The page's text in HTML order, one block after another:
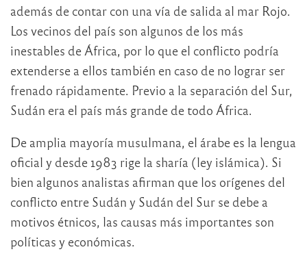
además de contar con una vía de salida al mar Rojo.
Los vecinos del país son algunos de los más
inestables de África, por lo que el conflicto podría
extenderse a ellos también en caso de no lograr ser
frenado rápidamente. Previo a la separación del Sur,
Sudán era el país más grande de todo África.
De amplia mayoría musulmana, el árabe es la lengua
oficial y desde 1983 rige la sharía (ley islámica). Si
bien algunos analistas afirman que los orígenes del
conflicto entre Sudán y Sudán del Sur se debe a
motivos étnicos, las causas más importantes son
políticas y económicas.